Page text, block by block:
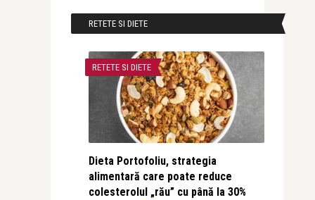
RETETE SI DIETE
RETETE SI DIETE
Dieta Portofoliu, strategia
alimentară care poate reduce
colesterolul „rău” cu până la 30%